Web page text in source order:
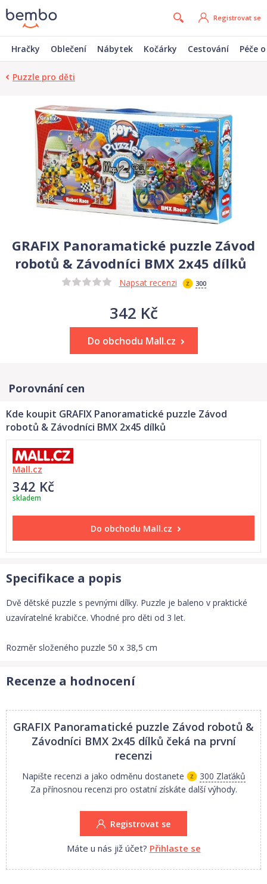
Registrovat se
Hračky Oblečení Nábytek Kočárky Cestování Péče
Puzzle pro děti
GRAFIX Panoramatické puzzle Závod
robotů & Závodníci BMX 2x45 dílků
Napsat recenzi 300
342 Kč
Do obchodu Mall.cz
Porovnání cen
Kde koupit GRAFIX Panoramatické puzzle Závod
robotů & Závodníci BMX 2x45 dílků
Mall.cz
342 Kč
skladem
Do obchodu Mall.cz
Specifikace a popis
Dvě dětské puzzle s pevnými dílky. Puzzle je baleno v praktické
uzavíratelné krabičce. Vhodné pro děti od 3 let.
Rozměr složeného puzzle 50 x 38,5 cm
Recenze a hodnocení
GRAFIX Panoramatické puzzle Závod robotů &
Závodníci BMX 2x45 dílků čeká na první
recenzi
Napište recenzi a jako odměnu dostanete
300 Zlaťáků
Za přínosnou recenzi pro ostatní získáte další výhody.
Registrovat se
Máte u nás již účet? Přihlaste se